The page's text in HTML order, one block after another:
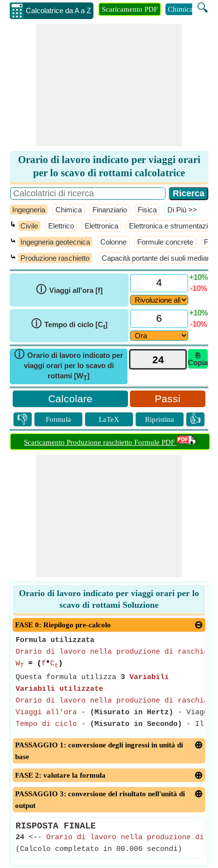
Calcolatrice da A a Z 🔍
Scaricamento PDF Chimica
Orario di lavoro indicato per viaggi orari
per lo scavo di rottami calcolatrice
Ingegneria Chimica Finanziario Fisica ​Di Più >>
↳ Civile Elettrico Elettronica Elettronica e
⤿ Ingegneria geotecnica Colonne Formule concrete
⤿ Produzione raschietto Capacità portante dei suoli
ⓘ Viaggi all'ora [f]
+10%
-10%
ⓘ Tempo di ciclo [Ct]
+10%
-10%
ⓘ Orario di lavoro indicato per
viaggi orari per lo scavo di
rottami [WT]
⎘
Copia
Passi
👎 Formula LaTeX Ripristina 👍
Scaricamento Produzione raschietto Formule PDF
Orario di lavoro indicato per viaggi orari per lo
scavo di rottami Soluzione
FASE 0: Riepilogo pre-calcolo
Formula utilizzata
Orario di lavoro nella produzione di
W T = ( f*Ct )
Questa formula utilizza 3 Variabili
Variabili utilizzate
Orario di lavoro nella produzione di
Viaggi all'ora - (Misurato in Hertz)
- Viaggi
Tempo di ciclo - (Misurato in Secondo) - Il
PASSAGGIO 1: conversione degli ingressi in unità di
base
FASE 2: valutare la formula
PASSAGGIO 3: conversione del risultato nell'unità di
output
RISPOSTA FINALE
24 <-- Orario di lavoro nella produzione di
(Calcolo completato in 00.006 secondi)